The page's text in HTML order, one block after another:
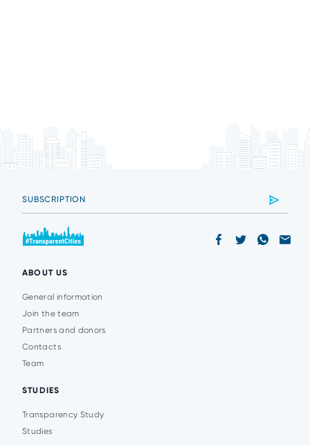
ABOUT US
General information
Join the team
Partners and donors
Contacts
Team
STUDIES
Transparency Study
Studies